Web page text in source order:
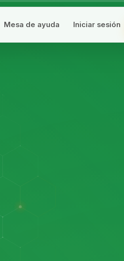
Mesa de ayuda Iniciar sesión